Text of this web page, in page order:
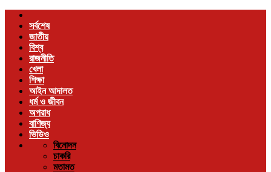
সর্বশেষ
জাতীয়
বিশ্ব
রাজনীতি
খেলা
শিক্ষা
আইন আদালত
ধর্ম ও জীবন
অপরাধ
বাণিজ্য
ভিডিও
বিনোদন
চাকরি
মতামত